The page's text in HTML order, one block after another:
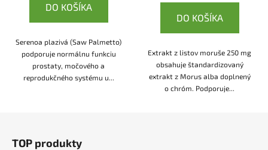
DO KOŠÍKA
Serenoa plazivá (Saw Palmetto)
podporuje normálnu funkciu
prostaty, močového a
reprodukčného systému u...
DO KOŠÍKA
Extrakt z listov moruše 250 mg
obsahuje štandardizovaný
extrakt z Morus alba doplnený
o chróm. Podporuje...
TOP produkty